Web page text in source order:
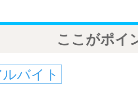
ここがポイ
バイト